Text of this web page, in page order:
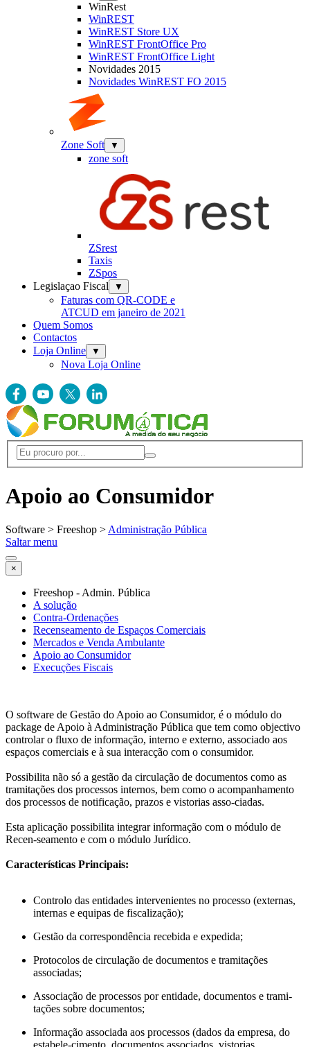
WinRest
WinREST
WinREST Store UX
WinREST FrontOffice Pro
WinREST FrontOffice Light
Novidades 2015
Novidades WinREST FO 2015
Zone Soft ▼
zone soft
ZSrest
Taxis
ZSpos
Legislaçao Fiscal
▼
Faturas com QR-CODE e
ATCUD em janeiro de 2021
Quem Somos
Contactos
Loja Online
▼
Nova Loja Online
Apoio ao Consumidor
Software > Freeshop > Administração Pública
Saltar menu
×
Freeshop - Admin. Pública
A solução
Contra-Ordenações
Recenseamento de Espaços Comerciais
Mercados e Venda Ambulante
Apoio ao Consumidor
Execuções Fiscais
O software de Gestão do Apoio ao Consumidor, é o módulo do
package de Apoio à Administração Pública que tem como objectivo
controlar o fluxo de informação, interno e externo, associado aos
espaços comerciais e à sua interacção com o consumidor.
Possibilita não só a gestão da circulação de documentos como as
tramitações dos processos internos, bem como o acompanhamento
dos processos de notificação, prazos e vistorias asso-ciadas.
Esta aplicação possibilita integrar informação com o módulo de
Recen-seamento e com o módulo Jurídico.
Características Principais:
Controlo das entidades intervenientes no processo (externas,
internas e equipas de fiscalização);
Gestão da correspondência recebida e expedida;
Protocolos de circulação de documentos e tramitações
associadas;
Associação de processos por entidade, documentos e trami-
tações sobre documentos;
Informação associada aos processos (dados da empresa, do
estabele-cimento, documentos associados, vistorias